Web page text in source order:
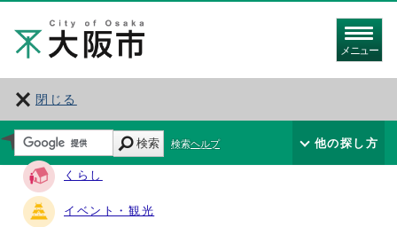
メニュー
閉じる
サイト・ナビ
くらし
イベント・観光
検索 検索ヘルプ 他の探し方